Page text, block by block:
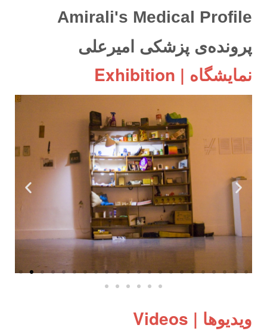
Amirali's Medical Profile
پرونده‌ی پزشکی امیرعلی
نمایشگاه | Exhibition
ویدیوها | Videos